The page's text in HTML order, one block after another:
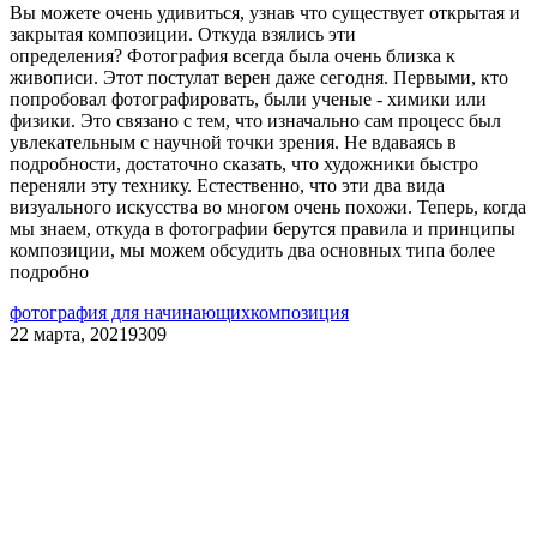
Вы можете очень удивиться, узнав что существует открытая и
закрытая композиции. Откуда взялись эти
определения? Фотография всегда была очень близка к
живописи. Этот постулат верен даже сегодня. Первыми, кто
попробовал фотографировать, были ученые - химики или
физики. Это связано с тем, что изначально сам процесс был
увлекательным с научной точки зрения. Не вдаваясь в
подробности, достаточно сказать, что художники быстро
переняли эту технику. Естественно, что эти два вида
визуального искусства во многом очень похожи. Теперь, когда
мы знаем, откуда в фотографии берутся правила и принципы
композиции, мы можем обсудить два основных типа более
подробно
фотография для начинающихкомпозиция
22 марта, 20219309